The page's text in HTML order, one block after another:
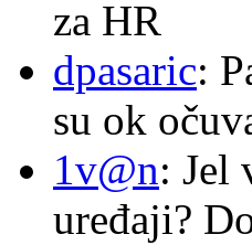
za HR
dpasaric:
su ok
1v@n: Jel
uređaji?